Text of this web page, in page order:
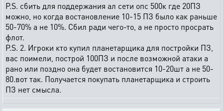
P.S. сбить для поддержания ал сети опс 500к где 20ПЗ
можно, но когда востановление 10-15 ПЗ было как раньше
50-70% а не 10%. Сбил ради чего-то, а не просто просрать
флот.
P.S. 2. Игроки кто купил планетарщика для постройки ПЗ,
вас поимели, построй 100ПЗ и после возможной атаки а
рано или поздно она будет востановится 10-20шт а не 50-
80.вот так. Получается покупать планетарщика и строить
ПЗ нет смысла.